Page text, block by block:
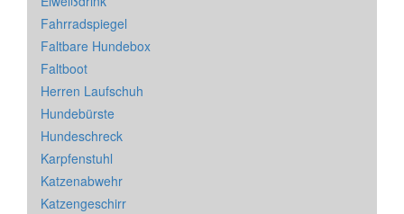
Fahrradspiegel
Faltbare Hundebox
Faltboot
Herren Laufschuh
Hundebürste
Hundeschreck
Karpfenstuhl
Katzenabwehr
Katzengeschirr